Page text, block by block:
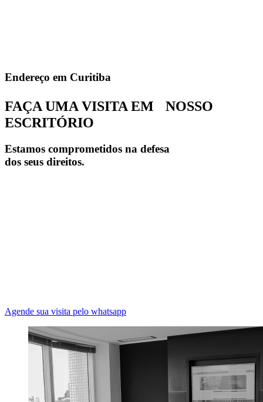
Endereço em Curitiba
FAÇA UMA VISITA EM NOSSO
ESCRITÓRIO
Estamos comprometidos na defesa
dos seus direitos.
Agende sua visita pelo whatsapp